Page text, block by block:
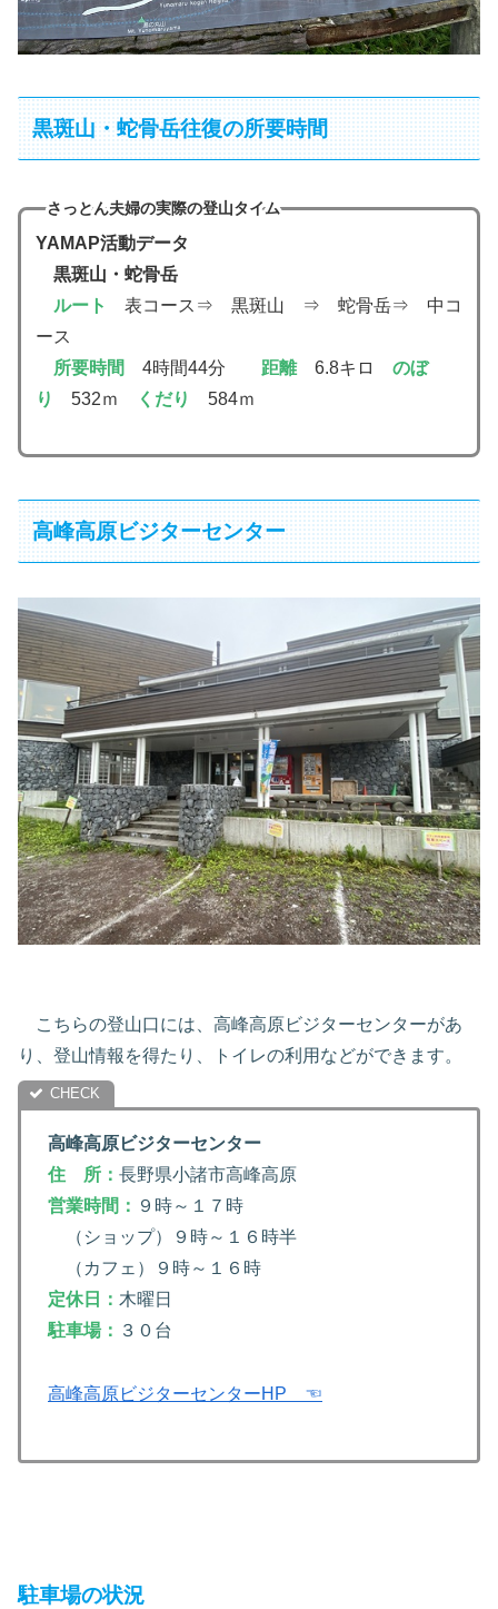
黒斑山・蛇骨岳往復の所要時間
さっとん夫婦の実際の登山タイム
YAMAP活動データ
黒斑山・蛇骨岳
ルート
表コース⇒ 黒斑山 ⇒ 蛇骨岳⇒ 中コ
ース
所要時間
4時間44分 距離6.8キロ のぼ
り
532ｍ くだり 584ｍ
高峰高原ビジターセンター
こちらの登山口には、高峰高原ビジターセンターがあ
り、登山情報を得たり、トイレの利用などができます。
高峰高原ビジターセンター
住 所： 長野県小諸市高峰高原
営業時間： ９時～１７時
（ショップ）９時～１６時半
（カフェ）９時～１６時
定休日： 木曜日
駐車場： ３０台
高峰高原ビジターセンターHP ☜
駐車場の状況